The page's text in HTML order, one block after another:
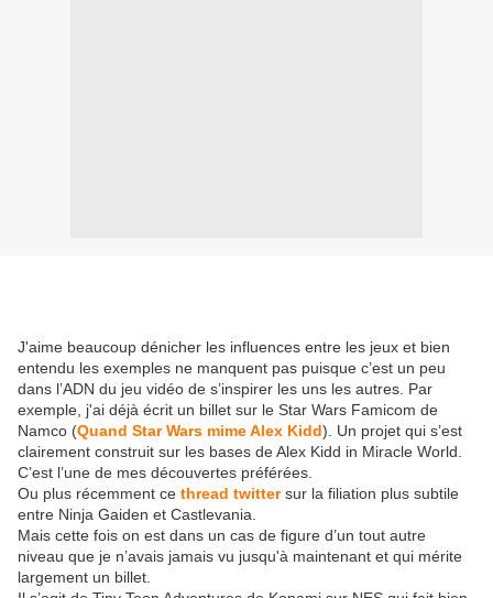
J'aime beaucoup dénicher les influences entre les jeux et bien
entendu les exemples ne manquent pas puisque c’est un peu
dans l’ADN du jeu vidéo de s’inspirer les uns les autres. Par
exemple, j'ai déjà écrit un billet sur le Star Wars Famicom de
Namco (Quand Star Wars mime Alex Kidd). Un projet qui s’est
clairement construit sur les bases de Alex Kidd in Miracle World.
C’est l’une de mes découvertes préférées.
Ou plus récemment ce thread twittersur la filiation plus subtile
entre Ninja Gaiden et Castlevania.
Mais cette fois on est dans un cas de figure d’un tout autre
niveau que je n’avais jamais vu jusqu'à maintenant et qui mérite
largement un billet.